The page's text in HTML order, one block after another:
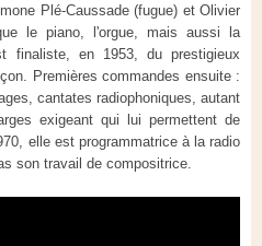
Plé-Caussade (fugue) et Olivier
le piano, l'orgue, mais aussi la
finaliste, en 1953, du prestigieux
Premières commandes ensuite :
cantates radiophoniques, autant
exigeant qui lui permettent de
elle est programmatrice à la radio
son travail de compositrice.